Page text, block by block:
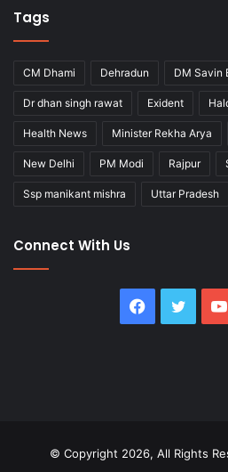
Tags
CM Dhami Dehradun DM Savin
Dr dhan singh rawat Exident
Health News Minister Rekha Arya
New Delhi PM Modi Rajpur
Ssp manikant mishra Uttar Pradesh
Connect With Us
Facebook
© Copyright 2026, All Rights